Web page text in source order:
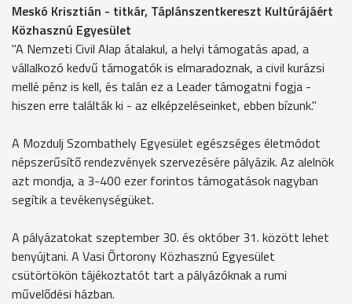
Meskó Krisztián - titkár, Táplánszentkereszt Kultúrájáért
Közhasznú Egyesület
"A Nemzeti Civil Alap átalakul, a helyi támogatás apad, a
vállalkozó kedvű támogatók is elmaradoznak, a civil kurázsi
mellé pénz is kell, és talán ez a Leader támogatni fogja -
hiszen erre találták ki - az elképzeléseinket, ebben bízunk."
A Mozdulj Szombathely Egyesület egészséges életmódot
népszerűsítő rendezvények szervezésére pályázik. Az alelnök
azt mondja, a 3-400 ezer forintos támogatások nagyban
segítik a tevékenységüket.
A pályázatokat szeptember 30. és október 31. között lehet
benyújtani. A Vasi Őrtorony Közhasznú Egyesület
csütörtökön tájékoztatót tart a pályázóknak a rumi
művelődési házban.